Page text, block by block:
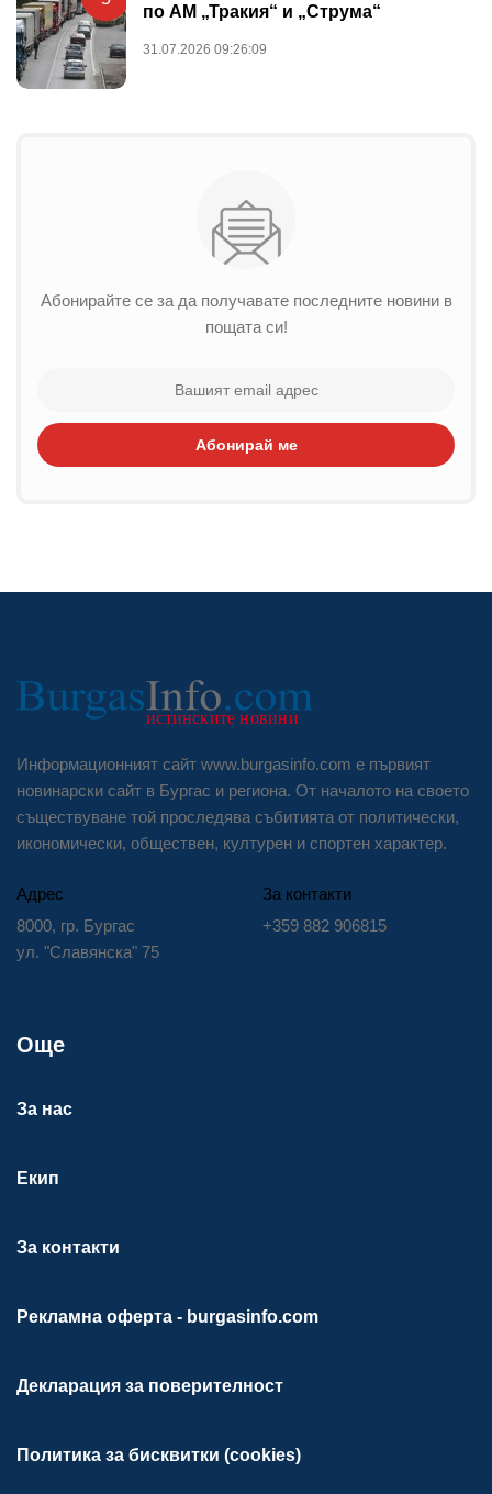
по АМ „Тракия“ и „Струма“
31.07.2026 09:26:09
Абонирайте се за да получавате последните новини в
пощата си!
Абонирай ме
Информационният сайт www.burgasinfo.com е първият
новинарски сайт в Бургас и региона. От началото на своето
съществуване той проследява събитията от политически,
икономически, обществен, културен и спортен характер.
Адрес
8000, гр. Бургас
ул. "Славянска" 75
За контакти
+359 882 906815
Още
За нас
Екип
За контакти
Рекламна оферта - burgasinfo.com
Декларация за поверителност
Политика за бисквитки (cookies)